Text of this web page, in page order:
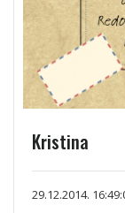
Kristina
29.12.2014.